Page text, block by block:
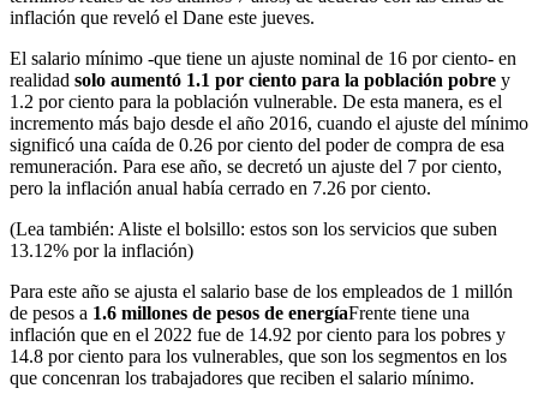
inflación que reveló el Dane este jueves.
El salario mínimo -que tiene un ajuste nominal de 16 por ciento- en
realidad solo aumentó 1.1 por ciento para la población pobre y
1.2 por ciento para la población vulnerable. De esta manera, es el
incremento más bajo desde el año 2016, cuando el ajuste del mínimo
significó una caída de 0.26 por ciento del poder de compra de esa
remuneración. Para ese año, se decretó un ajuste del 7 por ciento,
pero la inflación anual había cerrado en 7.26 por ciento.
(Lea también: Aliste el bolsillo: estos son los servicios que suben
13.12% por la inflación)
Para este año se ajusta el salario base de los empleados de 1 millón
de pesos a 1.6 millones de pesos de energíaFrente tiene una
inflación que en el 2022 fue de 14.92 por ciento para los pobres y
14.8 por ciento para los vulnerables, que son los segmentos en los
que concenran los trabajadores que reciben el salario mínimo.